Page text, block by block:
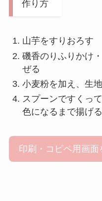
作り方
山芋をすりおろす
磯香のりふりかけ
ぜる
小麦粉を加え、生
スプーンですくっ
色になるまで揚げる
印刷・コピペ用画面